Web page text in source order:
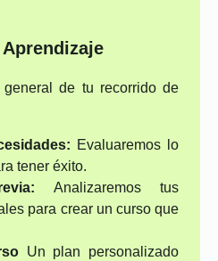
de tu recorrido de
Evaluaremos lo
tener éxito.
Analizaremos tus
para crear un curso que
Un plan personalizado